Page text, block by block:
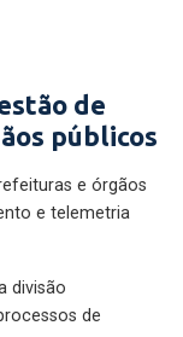
de
públicos
e órgãos
e telemetria
divisão
de